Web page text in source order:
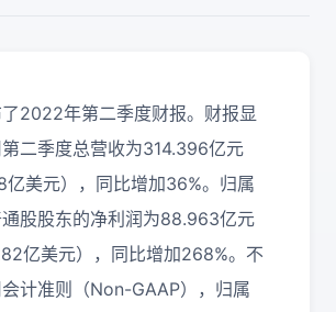
2022年第二季度财报。财报显
二季度总营收为314.396亿元
亿美元），同比增加36%。归属
股股东的净利润为88.963亿元
亿美元），同比增加268%。不
计准则（Non-GAAP），归属